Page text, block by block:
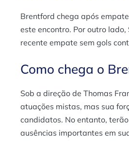
Brentford chega após
este encontro. Por outro
recente empate sem gols
Como chega o
Sob a direção de Thomas
atuações mistas, mas sua
candidatos. No entanto,
ausências importantes em